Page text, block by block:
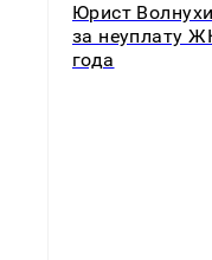
Юрист
за неуплату
года